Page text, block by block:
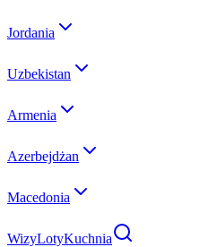
Jordania
Uzbekistan
Armenia
Azerbejdżan
Macedonia
WizyLotyKuchnia